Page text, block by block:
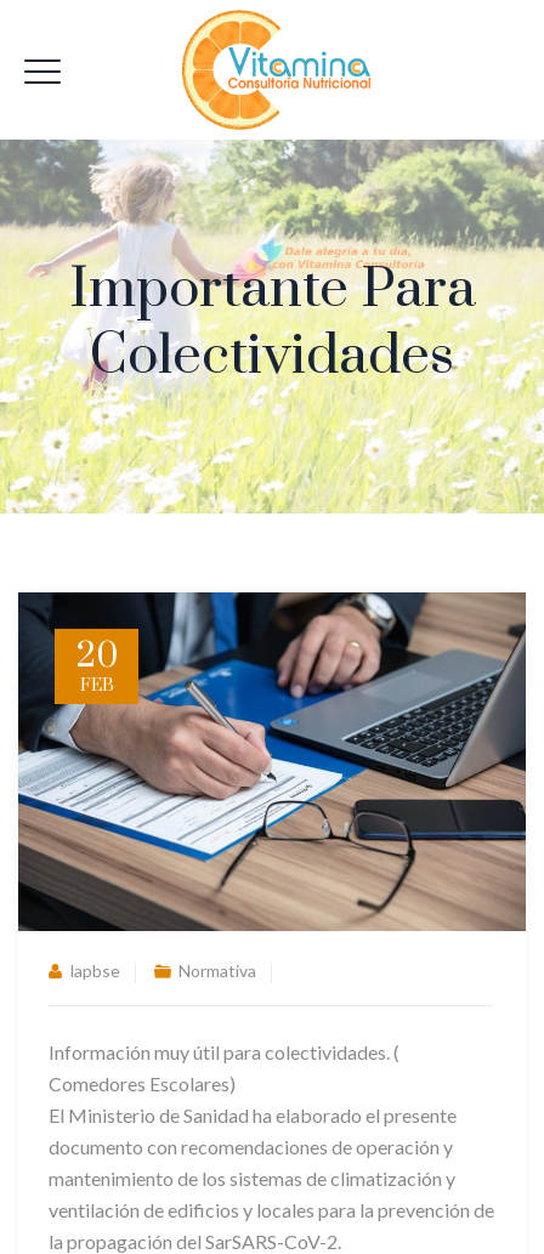
Importante Para
Colectividades
20
FEB
lapbse Normativa
Información muy útil para colectividades. (
Comedores Escolares)
El Ministerio de Sanidad ha elaborado el presente
documento con recomendaciones de operación y
mantenimiento de los sistemas de climatización y
ventilación de edificios y locales para la prevención de
la propagación del SarSARS-CoV-2.